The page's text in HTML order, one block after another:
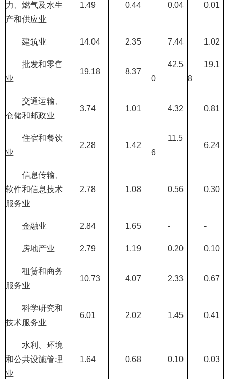
力、燃气及水生
产和供应业
1.49 0.44 0.04 0.01
建筑业 14.04 2.35 7.44 1.02
批发和零售
业
19.18 8.37
42.5
0
19.1
8
交通运输、
仓储和邮政业
3.74 1.01 4.32 0.81
住宿和餐饮
业
2.28 1.42
11.5
6
6.24
信息传输、
软件和信息技术
服务业
2.78 1.08 0.56 0.30
金融业 2.84 1.65 - -
房地产业 2.79 1.19 0.20 0.10
租赁和商务
服务业
10.73 4.07 2.33 0.67
科学研究和
技术服务业
6.01 2.02 1.45 0.41
水利、环境
和公共设施管理
业
1.64 0.68 0.10 0.03